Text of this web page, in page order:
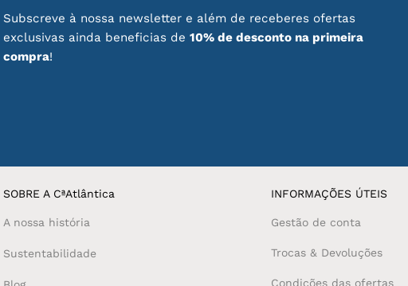
on
the
Subscreve à nossa newsletter e além de receberes ofertas
exclusivas ainda beneficias de 10% de desconto na primeira
compra!
SOBRE A CªAtlântica
A nossa história
Sustentabilidade
INFORMAÇÕES ÚTEIS
Gestão de conta
Trocas & Devoluções
Condições das ofertas